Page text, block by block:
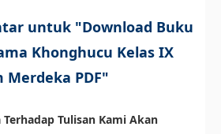
untuk "Download Buku
Khonghucu Kelas IX
Merdeka PDF"
Tulisan Kami Akan